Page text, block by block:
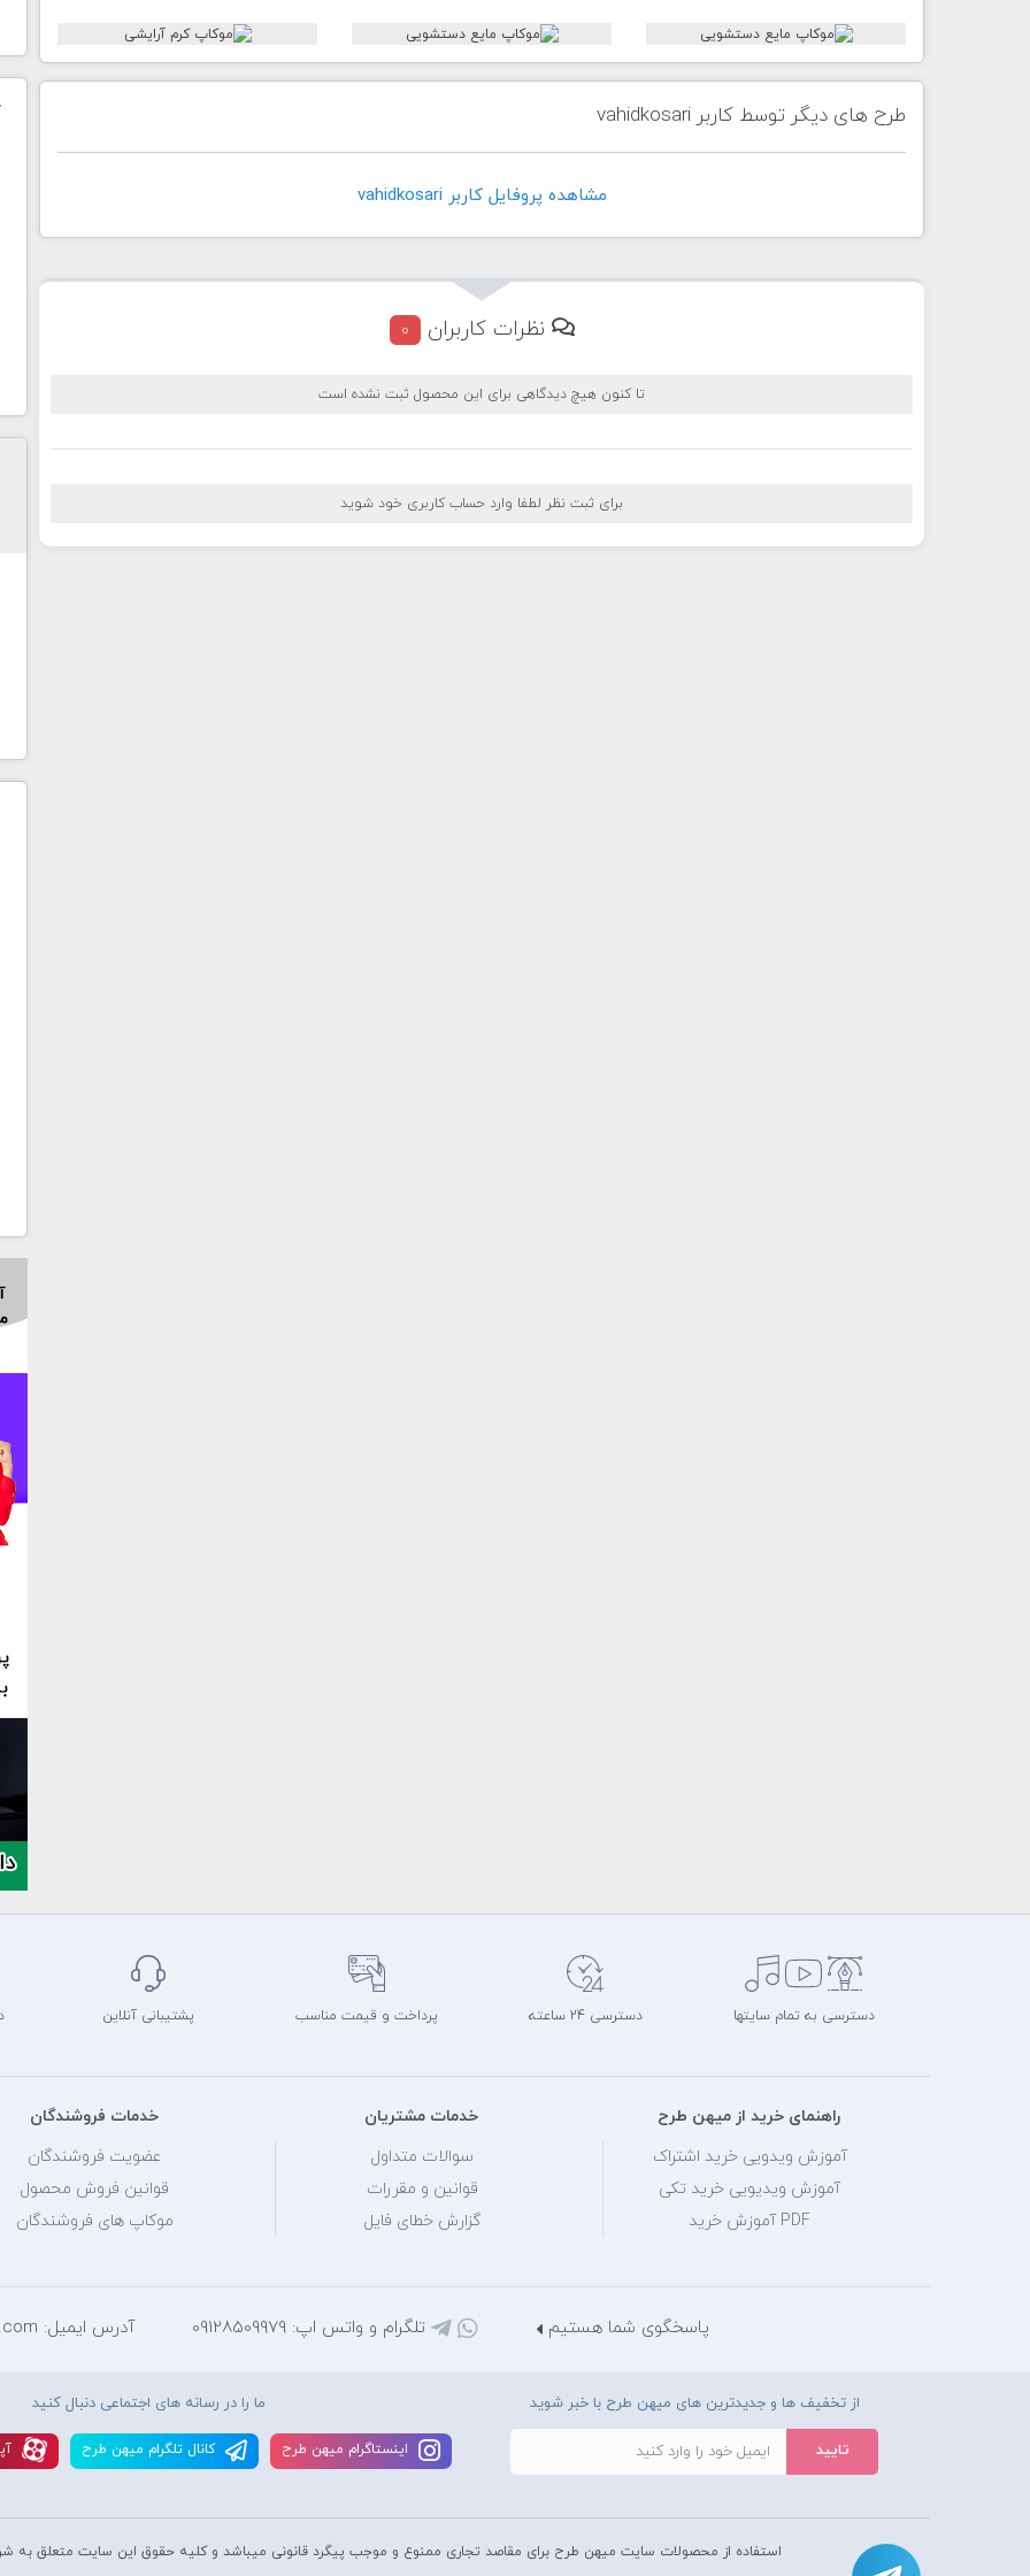
طرح های دیگر توسط کاربر vahidkosari
مشاهده پروفايل کاربر vahidkosari
نظرات کاربران 0
تا کنون هیچ دیدگاهی برای این محصول ثبت نشده است
برای ثبت نظر لطفا وارد حساب کاربری خود شوید
دسترسی به تمام سایتها دسترسی 24 ساعته پرداخت و قیمت مناسب پشتیبانی آنلاین
راهنمای خرید از میهن طرح
آموزش ویدویی خرید اشتراک
آموزش ویدیویی خرید تکی
PDF آموزش خرید
خدمات مشتریان
سوالات متداول
قوانین و مقررات
گزارش خطای فایل
خدمات فروشندگان
عضویت فروشندگان
قوانین فروش محصول
موکاپ های فروشندگان
پاسخگوی شما هستیم تلگرام و واتس اپ: 09128509979 آدرس ایمیل: mihantarh@yahoo.com
از تخفیف ها و جدیدترین های میهن طرح با خبر شوید ما را در رسانه های اجتماعی دنبال کنید
اينستاگرام ميهن طرح کانال تلگرام ميهن طرح
استفاده از محصولات سايت میهن طرح برای مقاصد تجاری ممنوع و موجب پیگرد قانونی میباشد و کليه حقوق اين سايت متعلق